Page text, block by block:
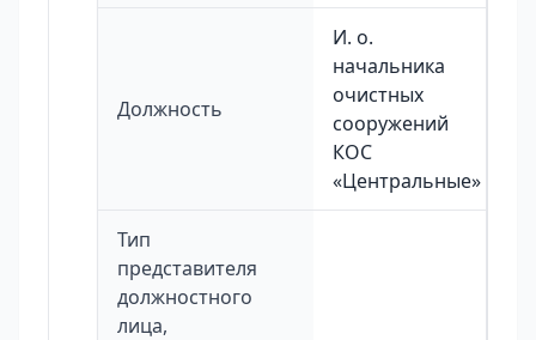
Должность
И. о.
начальника
очистных
сооружений
КОС
«Центральные»
Тип
представителя
должностного
лица,